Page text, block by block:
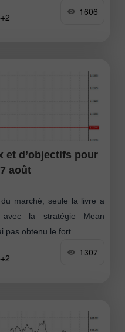
données importantes.
1606
et d’objectifs pour
août
marché, seule la livre a
la stratégie Mean
pas obtenu le fort
1307